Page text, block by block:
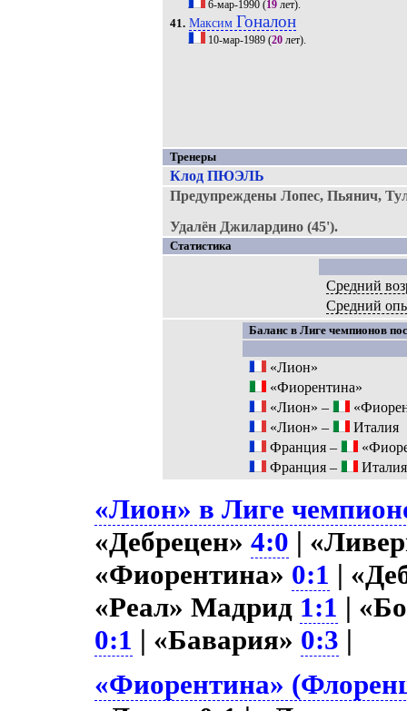
6-мар-1990(19лет).
41. Максим Гоналон
10-мар-1989(20лет).
Тренеры
Клод ПЮЭЛЬ
Предупреждены Лопес, Пьянич,
Удалён Джилардино (45').
Статистика
Средний
Средний
Баланс в Лиге чемпионов
«Лион»
«Фиорентина»
«Лион» –
«Лион» –
Италия
Франция –
Франция –
Италия
«Лион» в Лиге
«Дебрецен»4:0 |
«Фиорентина» 0:1 |
«Реал» Мадрид 1:1 |
0:1 | «Бавария» 0:3 |
«Фиорентина»